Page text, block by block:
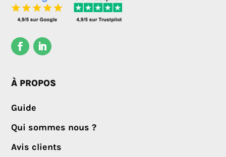
À PROPOS
Guide
Qui sommes nous ?
Avis clients